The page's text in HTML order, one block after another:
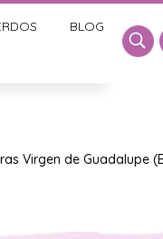
BLOG
Virgen de Guadalupe